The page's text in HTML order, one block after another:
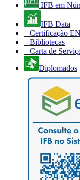
IFB em
IFB Data
Certificação
Bibliotecas
Carta de
Diplomados